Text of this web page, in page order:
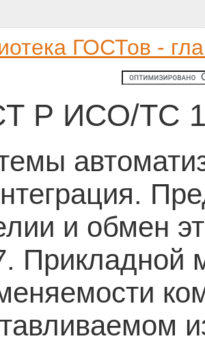
ГОСТов -
Р ИСО/ТС
и обмен
Прикладной